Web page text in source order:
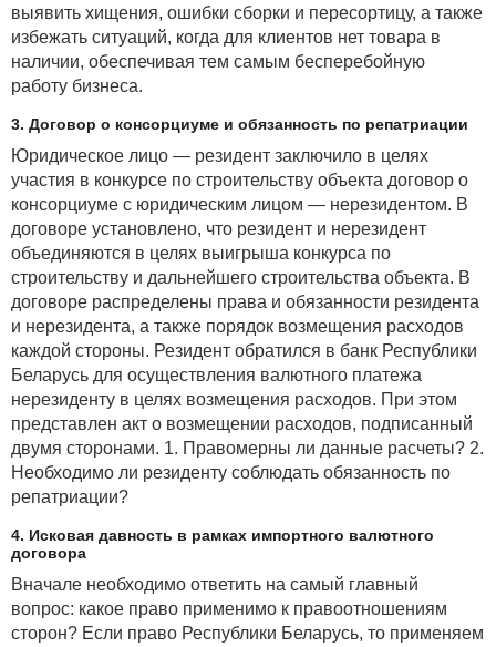
выявить хищения, ошибки сборки и пересортицу, а также
избежать ситуаций, когда для клиентов нет товара в
наличии, обеспечивая тем самым бесперебойную
работу бизнеса.
3. Договор о консорциуме и обязанность по репатриации
Юридическое лицо — резидент заключило в целях
участия в конкурсе по строительству объекта договор о
консорциуме с юридическим лицом — нерезидентом. В
договоре установлено, что резидент и нерезидент
объединяются в целях выигрыша конкурса по
строительству и дальнейшего строительства объекта. В
договоре распределены права и обязанности резидента
и нерезидента, а также порядок возмещения расходов
каждой стороны. Резидент обратился в банк Республики
Беларусь для осуществления валютного платежа
нерезиденту в целях возмещения расходов. При этом
представлен акт о возмещении расходов, подписанный
двумя сторонами. 1. Правомерны ли данные расчеты? 2.
Необходимо ли резиденту соблюдать обязанность по
репатриации?
4. Исковая давность в рамках импортного валютного
договора
Вначале необходимо ответить на самый главный
вопрос: какое право применимо к правоотношениям
сторон? Если право Республики Беларусь, то применяем